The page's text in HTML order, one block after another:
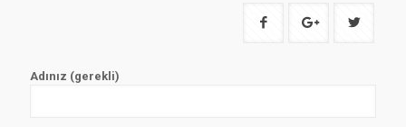
Adınız (gerekli)